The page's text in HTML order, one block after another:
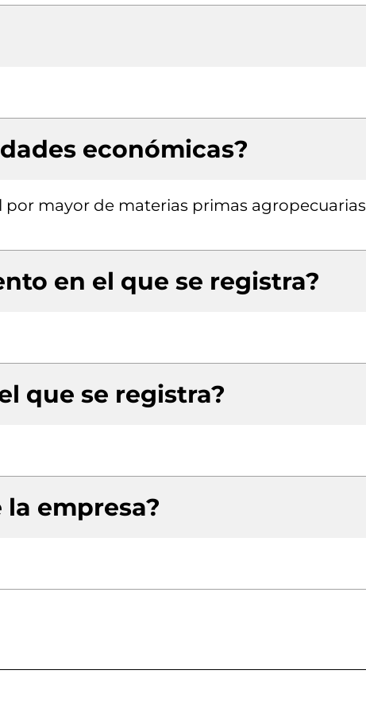
económicas?
mayor de materias primas agropecuarias
en el que se registra?
que se registra?
la empresa?